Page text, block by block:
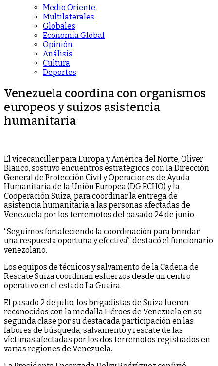
Medio Oriente
Multilaterales
Globales
Economía Global
Opinión
Análisis
Cultura
Deportes
Venezuela coordina con organismos
europeos y suizos asistencia
humanitaria
El vicecanciller para Europa y América del Norte, Oliver
Blanco, sostuvo encuentros estratégicos con la Dirección
General de Protección Civil y Operaciones de Ayuda
Humanitaria de la Unión Europea (DG ECHO) y la
Cooperación Suiza, para coordinar la entrega de
asistencia humanitaria a las personas afectadas de
Venezuela por los terremotos del pasado 24 de junio.
“Seguimos fortaleciendo la coordinación para brindar
una respuesta oportuna y efectiva”, destacó el funcionario
venezolano.
Los equipos de técnicos y salvamento de la Cadena de
Rescate Suiza coordinan esfuerzos desde un centro
operativo en el estado La Guaira.
El pasado 2 de julio, los brigadistas de Suiza fueron
reconocidos con la medalla Héroes de Venezuela en su
segunda clase por su destacada participación en las
labores de búsqueda, salvamento y rescate de las
víctimas afectadas por los dos terremotos registrados en
varias regiones de Venezuela.